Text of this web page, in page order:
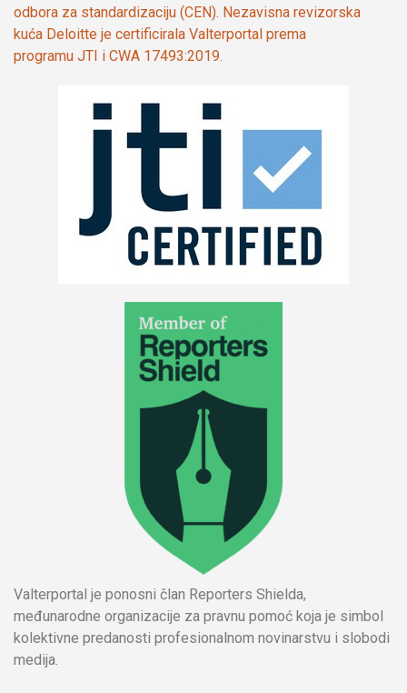
odbora za standardizaciju (CEN). Nezavisna revizorska
kuća Deloitte je certificirala Valterportal prema
programu JTI i CWA 17493:2019.
Valterportal je ponosni član Reporters Shielda,
međunarodne organizacije za pravnu pomoć koja je simbol
kolektivne predanosti profesionalnom novinarstvu i slobodi
medija.